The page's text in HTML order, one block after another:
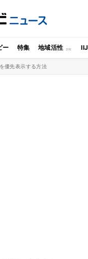
ー 特集 地域活性 IIJ
優先表示する方法